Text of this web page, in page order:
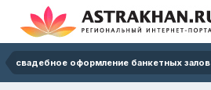
свадебное оформление банкетных залов